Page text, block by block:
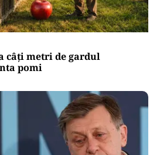
câți metri de gardul
pomi